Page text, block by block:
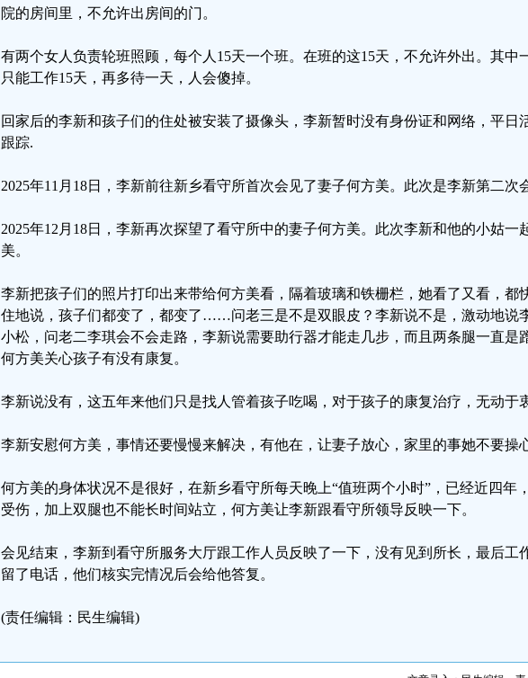
院的房间里，不允许出房间的门。
有两个女人负责轮班照顾，每个人15天一个班。在班的这15天，不允许外出。其中
只能工作15天，再多待一天，人会傻掉。
回家后的李新和孩子们的住处被安装了摄像头，李新暂时没有身份证和网络，平日
跟踪.
2025年11月18日，李新前往新乡看守所首次会见了妻子何方美。此次是李新第二次
2025年12月18日，李新再次探望了看守所中的妻子何方美。此次李新和他的小姑一
美。
李新把孩子们的照片打印出来带给何方美看，隔着玻璃和铁栅栏，她看了又看，都
住地说，孩子们都变了，都变了……问老三是不是双眼皮？李新说不是，激动地说
小松，问老二李琪会不会走路，李新说需要助行器才能走几步，而且两条腿一直是
何方美关心孩子有没有康复。
李新说没有，这五年来他们只是找人管着孩子吃喝，对于孩子的康复治疗，无动于
李新安慰何方美，事情还要慢慢来解决，有他在，让妻子放心，家里的事她不要操
何方美的身体状况不是很好，在新乡看守所每天晚上“值班两个小时”，已经近四年
受伤，加上双腿也不能长时间站立，何方美让李新跟看守所领导反映一下。
会见结束，李新到看守所服务大厅跟工作人员反映了一下，没有见到所长，最后工
留了电话，他们核实完情况后会给他答复。
(责任编辑：民生编辑)